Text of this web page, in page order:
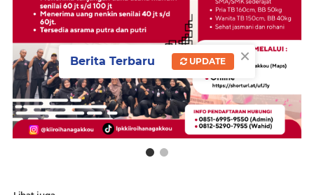
×
Berita Terbaru UPDATE